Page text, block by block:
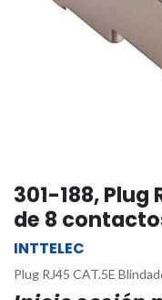
301-188, Plug
de 8
INTTELEC
Plug RJ45 CAT.5E